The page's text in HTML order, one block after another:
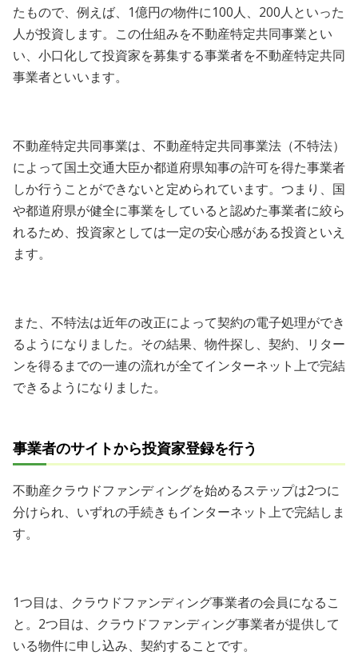
たもので、例えば、1億円の物件に100人、200人といった
人が投資します。この仕組みを不動産特定共同事業とい
い、小口化して投資家を募集する事業者を不動産特定共同
事業者といいます。
不動産特定共同事業は、不動産特定共同事業法（不特法）
によって国土交通大臣か都道府県知事の許可を得た事業者
しか行うことができないと定められています。つまり、国
や都道府県が健全に事業をしていると認めた事業者に絞ら
れるため、投資家としては一定の安心感がある投資といえ
ます。
また、不特法は近年の改正によって契約の電子処理ができ
るようになりました。その結果、物件探し、契約、リター
ンを得るまでの一連の流れが全てインターネット上で完結
できるようになりました。
事業者のサイトから投資家登録を行う
不動産クラウドファンディングを始めるステップは2つに
分けられ、いずれの手続きもインターネット上で完結しま
す。
1つ目は、クラウドファンディング事業者の会員になるこ
と。2つ目は、クラウドファンディング事業者が提供して
いる物件に申し込み、契約することです。